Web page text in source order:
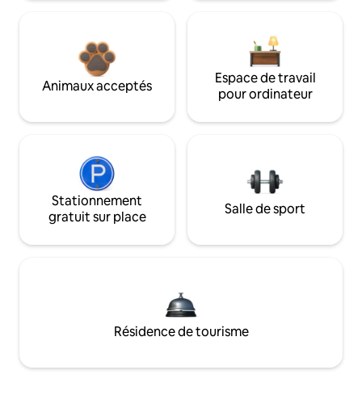
Animaux acceptés
Espace de travail
pour ordinateur
Stationnement
gratuit sur place
Salle de sport
Résidence de tourisme